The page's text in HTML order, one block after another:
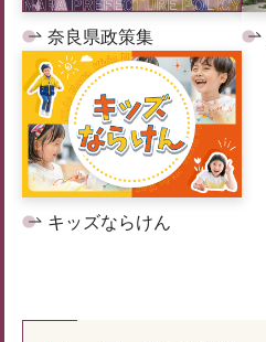
奈良県政策集
キッズならけん